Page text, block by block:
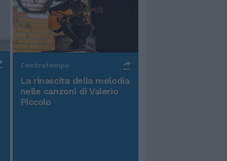
Controtempo
La rinascita della melodia
nelle canzoni di Valerio
Piccolo